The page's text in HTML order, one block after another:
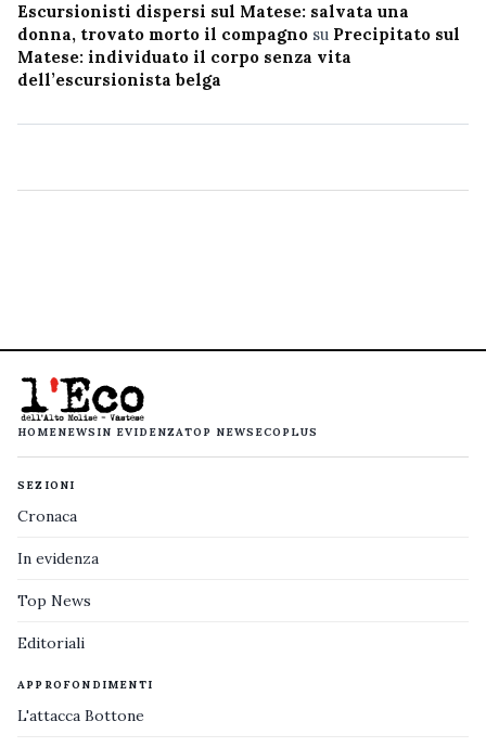
Escursionisti dispersi sul Matese: salvata una
donna, trovato morto il compagno su Precipitato sul
Matese: individuato il corpo senza vita
dell’escursionista belga
HOMENEWS IN EVIDENZATOP NEWS ECOPLUS
SEZIONI
Cronaca
In evidenza
Top News
Editoriali
APPROFONDIMENTI
L'attacca Bottone